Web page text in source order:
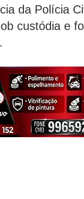
da Polícia
custódia e